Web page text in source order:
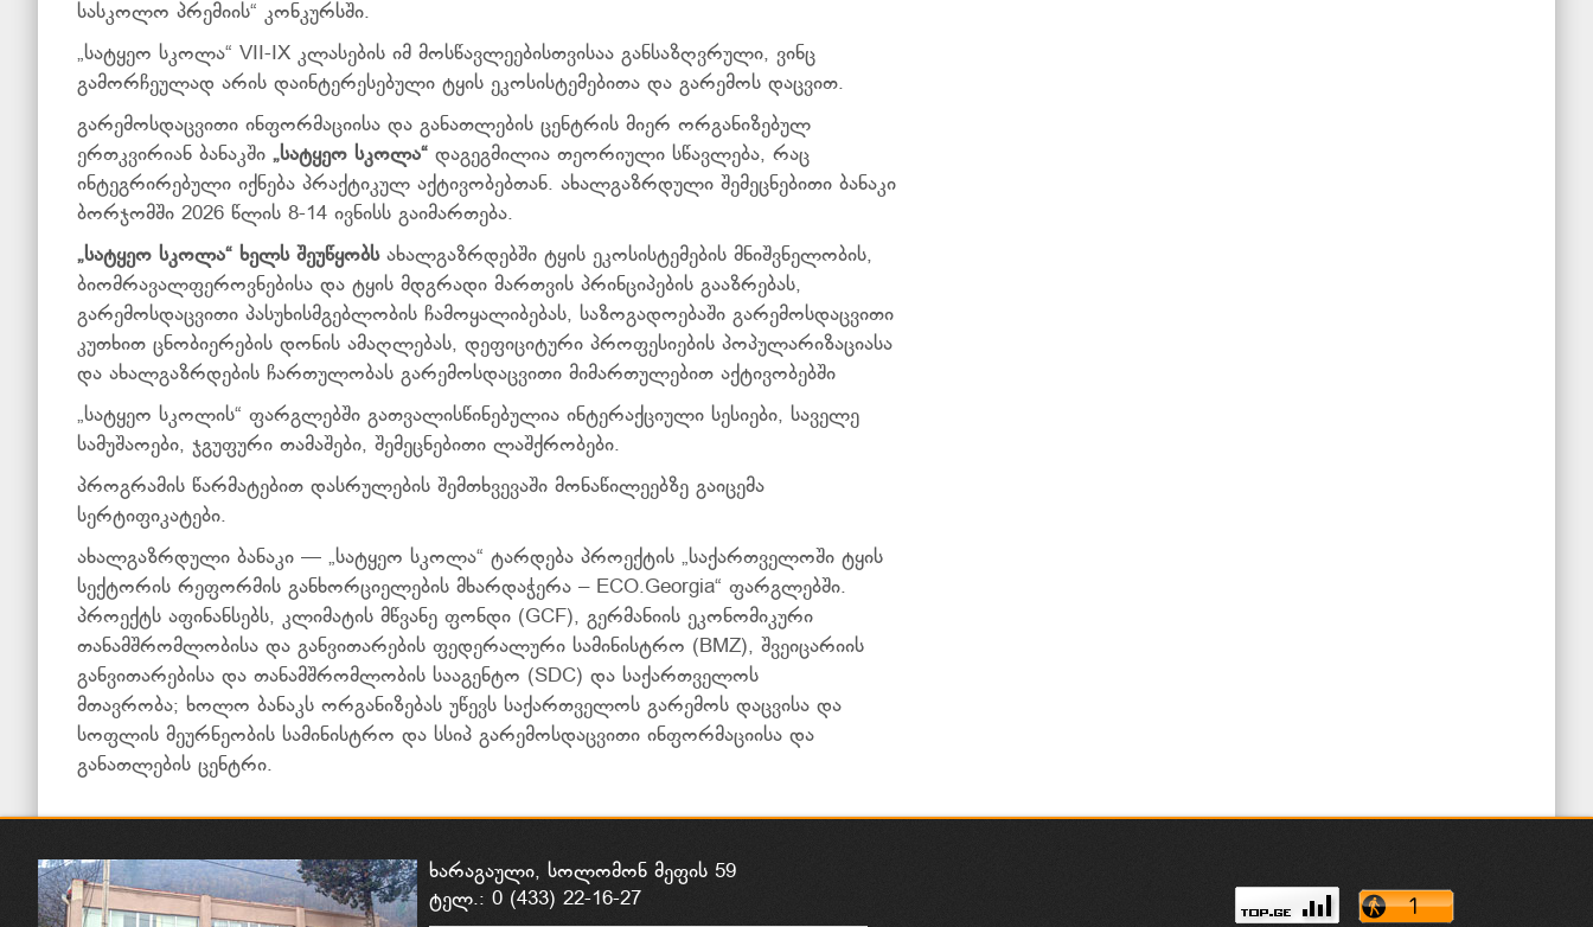
სასკოლო პრემიის“ კონკურსში.
„სატყეო სკოლა“ VII-IX კლასების იმ მოსწავლეებისთვისაა განსაზღვრული, ვინც
გამორჩეულად არის დაინტერესებული ტყის ეკოსისტემებითა და გარემოს დაცვით.
გარემოსდაცვითი ინფორმაციისა და განათლების ცენტრის მიერ ორგანიზებულ
ერთკვირიან ბანაკში „სატყეო სკოლა“ დაგეგმილია თეორიული სწავლება, რაც
ინტეგრირებული იქნება პრაქტიკულ აქტივობებთან. ახალგაზრდული შემეცნებითი ბანაკი
ბორჯომში 2026 წლის 8-14 ივნისს გაიმართება.
„სატყეო სკოლა“ ხელს შეუწყობს ახალგაზრდებში ტყის ეკოსისტემების მნიშვნელობის,
ბიომრავალფეროვნებისა და ტყის მდგრადი მართვის პრინციპების გააზრებას,
გარემოსდაცვითი პასუხისმგებლობის ჩამოყალიბებას, საზოგადოებაში გარემოსდაცვითი
კუთხით ცნობიერების დონის ამაღლებას, დეფიციტური პროფესიების პოპულარიზაციასა
და ახალგაზრდების ჩართულობას გარემოსდაცვითი მიმართულებით აქტივობებში
„სატყეო სკოლის“ ფარგლებში გათვალისწინებულია ინტერაქციული სესიები, საველე
სამუშაოები, ჯგუფური თამაშები, შემეცნებითი ლაშქრობები.
პროგრამის წარმატებით დასრულების შემთხვევაში მონაწილეებზე გაიცემა
სერტიფიკატები.
ახალგაზრდული ბანაკი — „სატყეო სკოლა“ ტარდება პროექტის „საქართველოში ტყის
სექტორის რეფორმის განხორციელების მხარდაჭერა – ECO.Georgia“ ფარგლებში.
პროექტს აფინანსებს, კლიმატის მწვანე ფონდი (GCF), გერმანიის ეკონომიკური
თანამშრომლობისა და განვითარების ფედერალური სამინისტრო (BMZ), შვეიცარიის
განვითარებისა და თანამშრომლობის სააგენტო (SDC) და საქართველოს
მთავრობა; ხოლო ბანაკს ორგანიზებას უწევს საქართველოს გარემოს დაცვისა და
სოფლის მეურნეობის სამინისტრო და სსიპ გარემოსდაცვითი ინფორმაციისა და
განათლების ცენტრი.
ხარაგაული, სოლომონ მეფის 59
ტელ.: 0 (433) 22-16-27